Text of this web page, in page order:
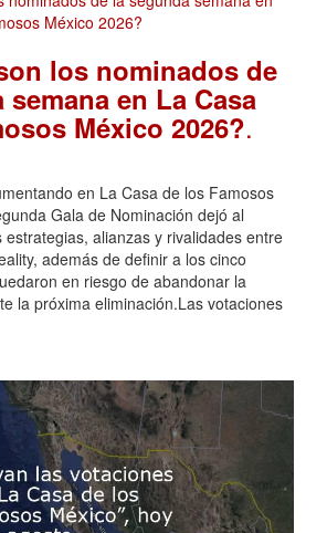
los nominados de
en La Casa
México 2026?.
en La Casa de los Famosos
Gala de Nominación dejó al
alianzas y rivalidades entre
además de definir a los cinco
en riesgo de abandonar la
la próxima eliminación.Las votaciones